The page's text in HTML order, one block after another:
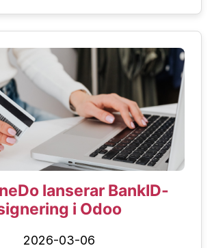
lanserar BankID-
i Odoo
2026-03-06